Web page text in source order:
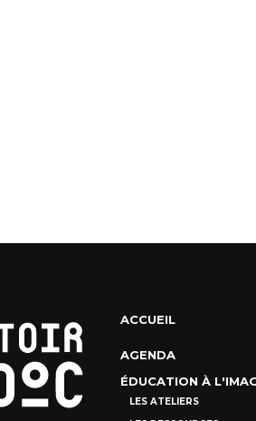
ACCUEIL
AGENDA
ÉDUCATION À
LES ATELIERS